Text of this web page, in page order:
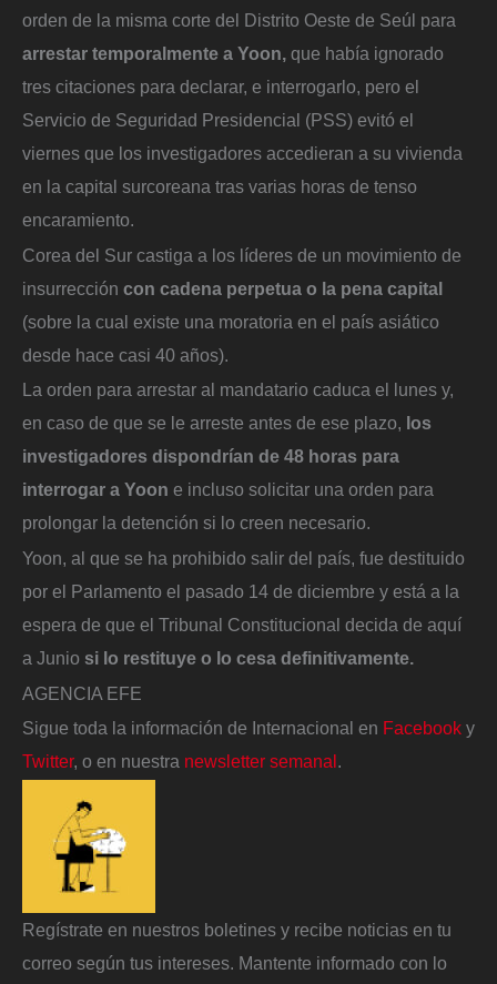
orden de la misma corte del Distrito Oeste de Seúl para
arrestar temporalmente a Yoon, que había ignorado
tres citaciones para declarar, e interrogarlo, pero el
Servicio de Seguridad Presidencial (PSS) evitó el
viernes que los investigadores accedieran a su vivienda
en la capital surcoreana tras varias horas de tenso
encaramiento.
Corea del Sur castiga a los líderes de un movimiento de
insurrección con cadena perpetua o la pena capital
(sobre la cual existe una moratoria en el país asiático
desde hace casi 40 años).
La orden para arrestar al mandatario caduca el lunes y,
en caso de que se le arreste antes de ese plazo, los
investigadores dispondrían de 48 horas para
interrogar a Yoon e incluso solicitar una orden para
prolongar la detención si lo creen necesario.
Yoon, al que se ha prohibido salir del país, fue destituido
por el Parlamento el pasado 14 de diciembre y está a la
espera de que el Tribunal Constitucional decida de aquí
a Junio si lo restituye o lo cesa definitivamente.
AGENCIA EFE
Sigue toda la información de Internacional en Facebook y
Twitter, o en nuestra newsletter semanal.
Regístrate en nuestros boletines y recibe noticias en tu
correo según tus intereses. Mantente informado con lo